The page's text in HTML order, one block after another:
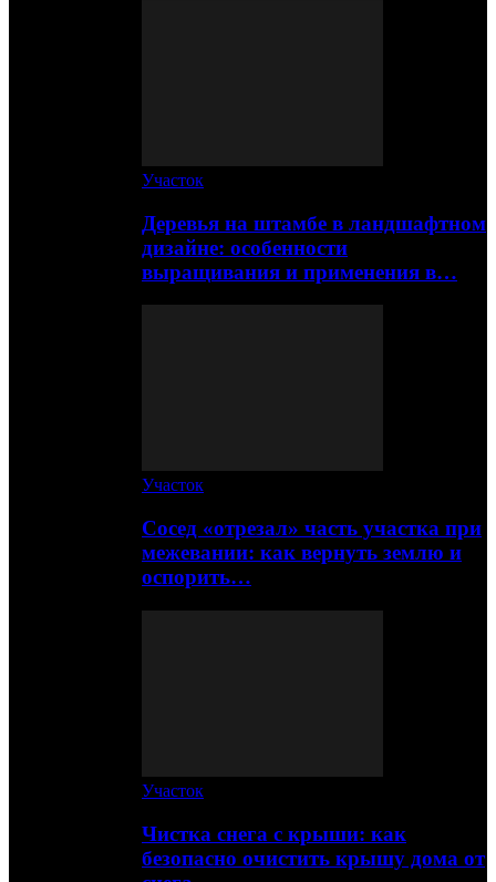
Участок
Деревья на штамбе в ландшафтном
дизайне: особенности
выращивания и применения в…
Участок
Сосед «отрезал» часть участка при
межевании: как вернуть землю и
оспорить…
Участок
Чистка снега с крыши: как
безопасно очистить крышу дома от